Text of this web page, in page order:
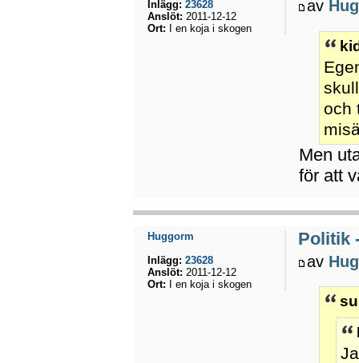
av
och
Men
för att
Inlägg: 23628
Anslöt: 2011-12-12
Ort: I en koja i skogen
Politik
av
Huggorm
Inlägg: 23628
Anslöt: 2011-12-12
Ort: I en koja i skogen